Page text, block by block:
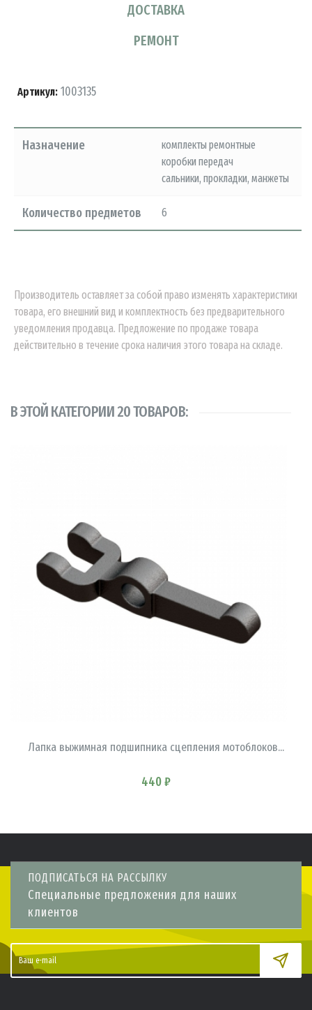
ДОСТАВКА
РЕМОНТ
Артикул: 1003135
Назначение
комплекты ремонтные
коробки передач
сальники, прокладки, манжеты
Количество предметов 6
Производитель оставляет за собой право изменять характеристики
товара, его внешний вид и комплектность без предварительного
уведомления продавца. Предложение по продаже товара
действительно в течение срока наличия этого товара на складе.
В ЭТОЙ КАТЕГОРИИ 20 ТОВАРОВ:
Лапка выжимная подшипника сцепления мотоблоков...
440 ₽
ПОДПИСАТЬСЯ НА РАССЫЛКУ
Специальные предложения для наших
клиентов